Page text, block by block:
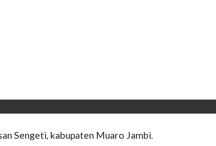
Sengeti, kabupaten Muaro Jambi.